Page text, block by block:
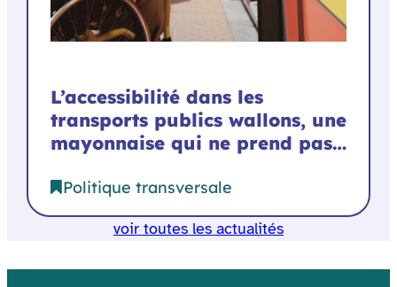
L’accessibilité dans les
transports publics wallons, une
mayonnaise qui ne prend pas…
Politique transversale
voir toutes les actualités